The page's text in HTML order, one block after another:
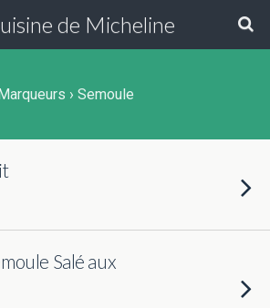
de Micheline
› Semoule
Salé aux